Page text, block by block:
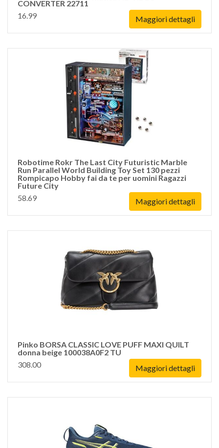
CONVERTER 22711
16.99
Maggiori dettagli
Robotime Rokr The Last City Futuristic Marble
Run Parallel World Building Toy Set 130 pezzi
Rompicapo Hobby fai da te per uomini Ragazzi
Future City
58.69
Maggiori dettagli
Pinko BORSA CLASSIC LOVE PUFF MAXI QUILT
donna beige 100038A0F2 TU
308.00
Maggiori dettagli